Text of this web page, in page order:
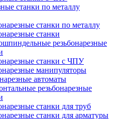
станки по металлу
станки по металлу
станки
резьбонарезные
станки с ЧПУ
манипуляторы
автоматы
резьбонарезные
станки для труб
станки для арматуры